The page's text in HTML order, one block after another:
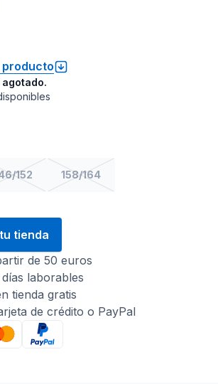
152 158/164
tienda
de 50 euros
laborables
tienda gratis
de crédito o PayPal